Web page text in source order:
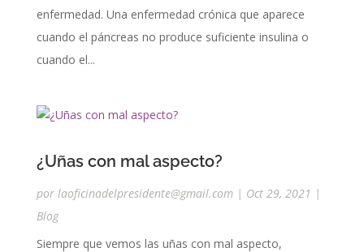
enfermedad. Una enfermedad crónica que aparece
cuando el páncreas no produce suficiente insulina o
cuando el...
¿Uñas con mal aspecto?
por laoficinadelpresidente@gmail.com| Oct 29, 2021 |
Blog
Siempre que vemos las uñas con mal aspecto,